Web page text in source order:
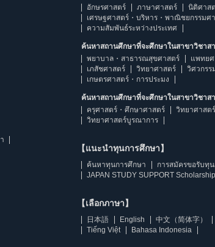
อักษรศาสตร์
ภาษาศาสตร์
นิติศาส
เศรษฐศาสตร์・บริหาร・พาณิชยกรรมศ
ความสัมพันธ์ระหว่างประเทศ
ค้นหาสถานศึกษาที่จะศึกษาในสาขาวิชาส
พยาบาล・สาธารณสุขศาสตร์
แพทย
เภสัชศาสตร์
วิทยาศาสตร์
วิศวกรร
เกษตรศาสตร์・การประมง
ค้นหาสถานศึกษาที่จะศึกษาในสาขาวิชาส
ครุศาสตร์・ศึกษาศาสตร์
วิทยาศาสต
วิทยาศาสตร์บูรณาการ
【แนะนำทุนการศึกษา】
ค้นหาทุนการศึกษา
การสมัครขอรับทุ
JAPAN STUDY SUPPORT
【เลือกภาษา】
日本語 English 中文（简体字）
Tiếng Việt
Bahasa Indonesia